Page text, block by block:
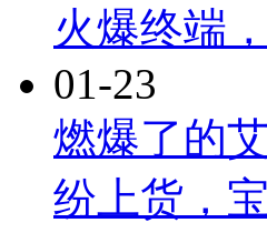
火爆终端
01-23
燃爆了的
纷上货，